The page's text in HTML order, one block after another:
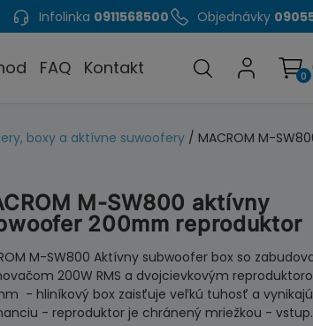
Infolinka 0911568500 Objednávky
FAQ Kontakt 0
boxy a aktívne suwoofery / MACROM M-
M-SW800 aktívny
200mm reproduktor
M-SW800 Aktívny subwoofer box so
200W RMS a dvojcievkovým
- hliníkový box zaisťuje veľkú tuhosť a
- reproduktor je chránený mriežkou -